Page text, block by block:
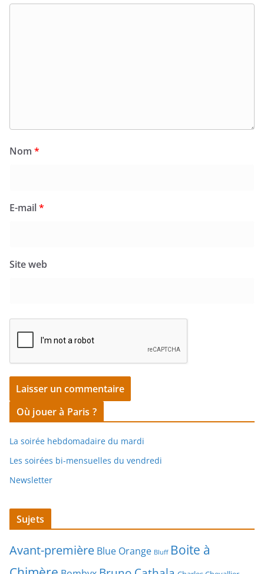
Nom *
E-mail*
Site web
Où jouer à Paris ?
La soirée hebdomadaire du mardi
Les soirées bi-mensuelles du vendredi
Newsletter
Sujets
Avant-première Blue Orange Bluff Boite à